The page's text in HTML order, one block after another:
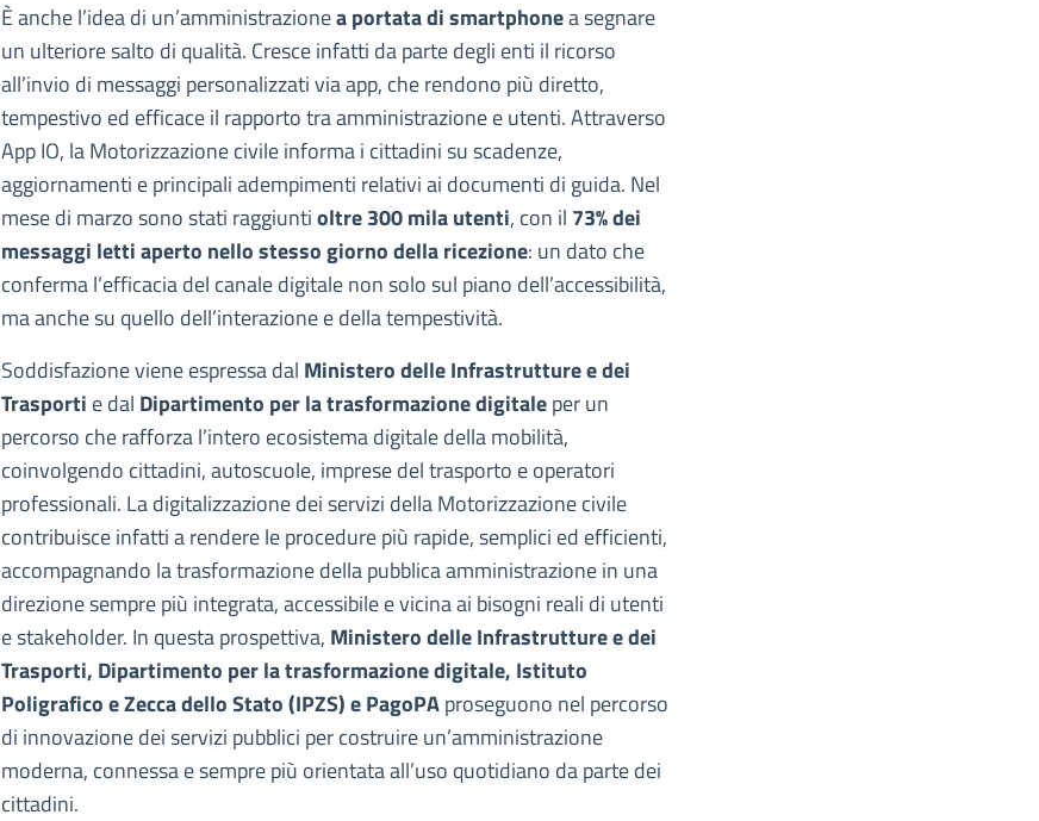
È anche l’idea di un’amministrazionea portata di smartphonea segnare
un ulteriore salto di qualità. Cresce infatti da parte degli enti il ricorso
all’invio di messaggi personalizzati via app, che rendono più diretto,
tempestivo ed efficace il rapporto tra amministrazione e utenti. Attraverso
App IO, la Motorizzazione civile informa i cittadini su scadenze,
aggiornamenti e principali adempimenti relativi ai documenti di guida. Nel
mese di marzo sono stati raggiuntioltre 300 mila utenti, con il 73% dei
messaggi letti aperto nello stesso giorno della ricezione: un dato che
conferma l’efficacia del canale digitale non solo sul piano dell’accessibilità,
ma anche su quello dell’interazione e della tempestività.
Soddisfazione viene espressa dal Ministero delle Infrastrutture e dei
Trasporti e dal Dipartimento per la trasformazione digitaleper un
percorso che rafforza l’intero ecosistema digitale della mobilità,
coinvolgendo cittadini, autoscuole, imprese del trasporto e operatori
professionali. La digitalizzazione dei servizi della Motorizzazione civile
contribuisce infatti a rendere le procedure più rapide, semplici ed efficienti,
accompagnando la trasformazione della pubblica amministrazione in una
direzione sempre più integrata, accessibile e vicina ai bisogni reali di utenti
e stakeholder. In questa prospettiva, Ministero delle Infrastrutture e dei
Trasporti, Dipartimento per la trasformazione digitale, Istituto
Poligrafico e Zecca dello Stato (IPZS) e PagoPAproseguono nel percorso
di innovazione dei servizi pubblici per costruire un’amministrazione
moderna, connessa e sempre più orientata all’uso quotidiano da parte dei
cittadini.